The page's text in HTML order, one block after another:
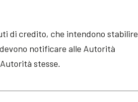
di credito, che intendono stabilire
notificare alle Autorità
stesse.